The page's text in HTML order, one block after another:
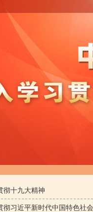
彻十九大精神
彻习近平新时代中国特色社